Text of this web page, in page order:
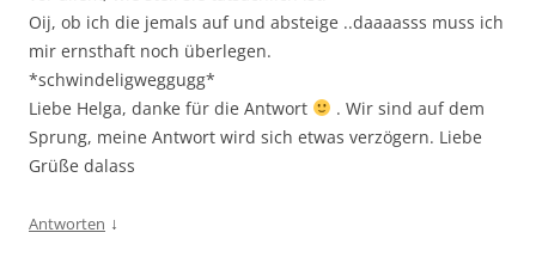
Oij, ob ich die jemals auf und absteige ..daaaasss muss ich
mir ernsthaft noch überlegen.
*schwindeligweggugg*
Liebe Helga, danke für die Antwort
. Wir sind auf dem
Sprung, meine Antwort wird sich etwas verzögern. Liebe
Grüße dalass
Antworten ↓